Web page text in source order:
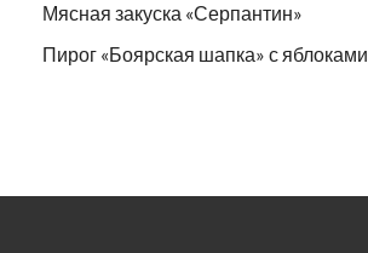
Мясная закуска «Серпантин»
Пирог «Боярская шапка» с яблоками